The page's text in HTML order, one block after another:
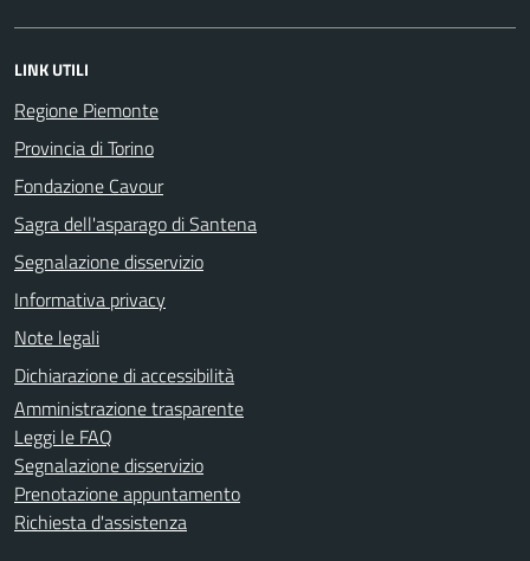
LINK UTILI
Regione Piemonte
Provincia di Torino
Fondazione Cavour
Sagra dell'asparago di Santena
Segnalazione disservizio
Informativa privacy
Note legali
Dichiarazione di accessibilità
Amministrazione trasparente
Leggi le FAQ
Segnalazione disservizio
Prenotazione appuntamento
Richiesta d'assistenza